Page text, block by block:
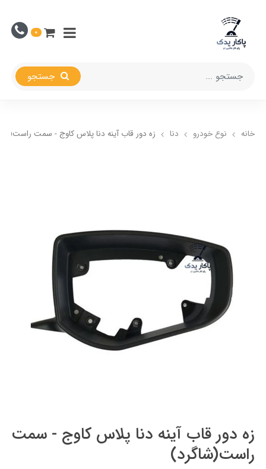
0
خانه نوع خودرو دنا زه دور قاب آینه دنا پلاس کاوج - سمت
زه دور قاب آینه دنا پلاس کاوج - سمت
راست(شاگرد)